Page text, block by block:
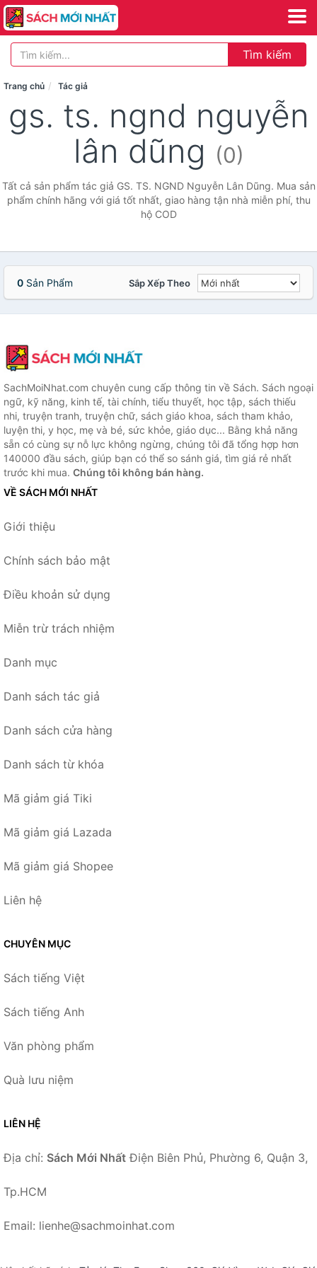
Tìm kiếm
Trang chủ Tác giả
gs. ts. ngnd nguyễn
lân dũng (0)
Tất cả sản phẩm tác giả GS. TS. NGND Nguyễn Lân Dũng. Mua sản
phẩm chính hãng với giá tốt nhất, giao hàng tận nhà miễn phí, thu
hộ COD
0 Sản Phẩm Sắp Xếp Theo
SachMoiNhat.com chuyên cung cấp thông tin về Sách. Sách ngoại
ngữ, kỹ năng, kinh tế, tài chính, tiểu thuyết, học tập, sách thiếu
nhi, truyện tranh, truyện chữ, sách giáo khoa, sách tham khảo,
luyện thi, y học, mẹ và bé, sức khỏe, giáo dục... Bằng khả năng
sẵn có cùng sự nỗ lực không ngừng, chúng tôi đã tổng hợp hơn
140000 đầu sách, giúp bạn có thể so sánh giá, tìm giá rẻ nhất
trước khi mua. Chúng tôi không bán hàng.
VỀ SÁCH MỚI NHẤT
Giới thiệu
Chính sách bảo mật
Điều khoản sử dụng
Miễn trừ trách nhiệm
Danh mục
Danh sách tác giả
Danh sách cửa hàng
Danh sách từ khóa
Mã giảm giá Tiki
Mã giảm giá Lazada
Mã giảm giá Shopee
Liên hệ
CHUYÊN MỤC
Sách tiếng Việt
Sách tiếng Anh
Văn phòng phẩm
Quà lưu niệm
LIÊN HỆ
Địa chỉ: Sách Mới Nhất Điện Biên Phủ, Phường 6, Quận 3,
Tp.HCM
Email: lienhe@sachmoinhat.com